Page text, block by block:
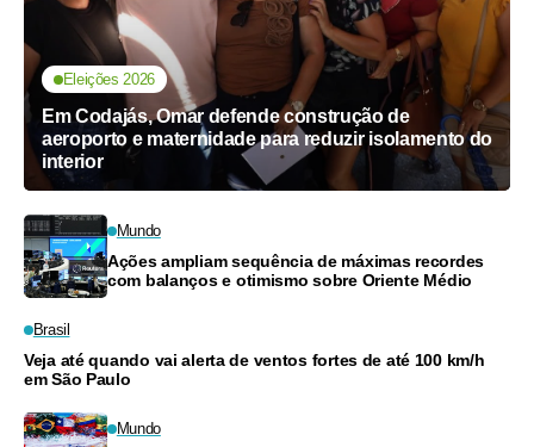
Eleições 2026
Em Codajás, Omar defende construção de
aeroporto e maternidade para reduzir isolamento do
interior
Mundo
Ações ampliam sequência de máximas recordes
com balanços e otimismo sobre Oriente Médio
Brasil
Veja até quando vai alerta de ventos fortes de até 100 km/h
em São Paulo
Mundo